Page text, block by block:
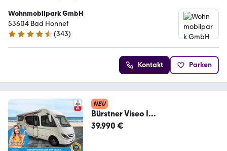
Wohnmobilpark GmbH
53604 Bad Honnef
4.3 Sterne
(343)
Kontakt Parken
NEU
Bürstner Viseo I
690/Einzelbetten+Hubbett/Finanz
39.990 €